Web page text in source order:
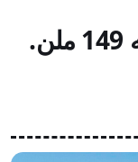
تٷلكٸباستا جول جٶندەۋگە 149 ملن.